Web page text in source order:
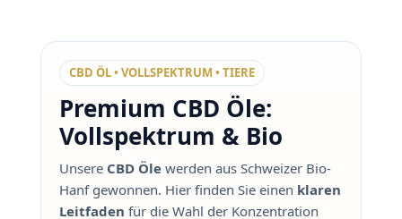
CBD ÖL • VOLLSPEKTRUM • TIERE
Premium CBD Öle:
Vollspektrum & Bio
Unsere CBD Öle werden aus Schweizer Bio-
Hanf gewonnen. Hier finden Sie einen klaren
Leitfaden für die Wahl der Konzentration